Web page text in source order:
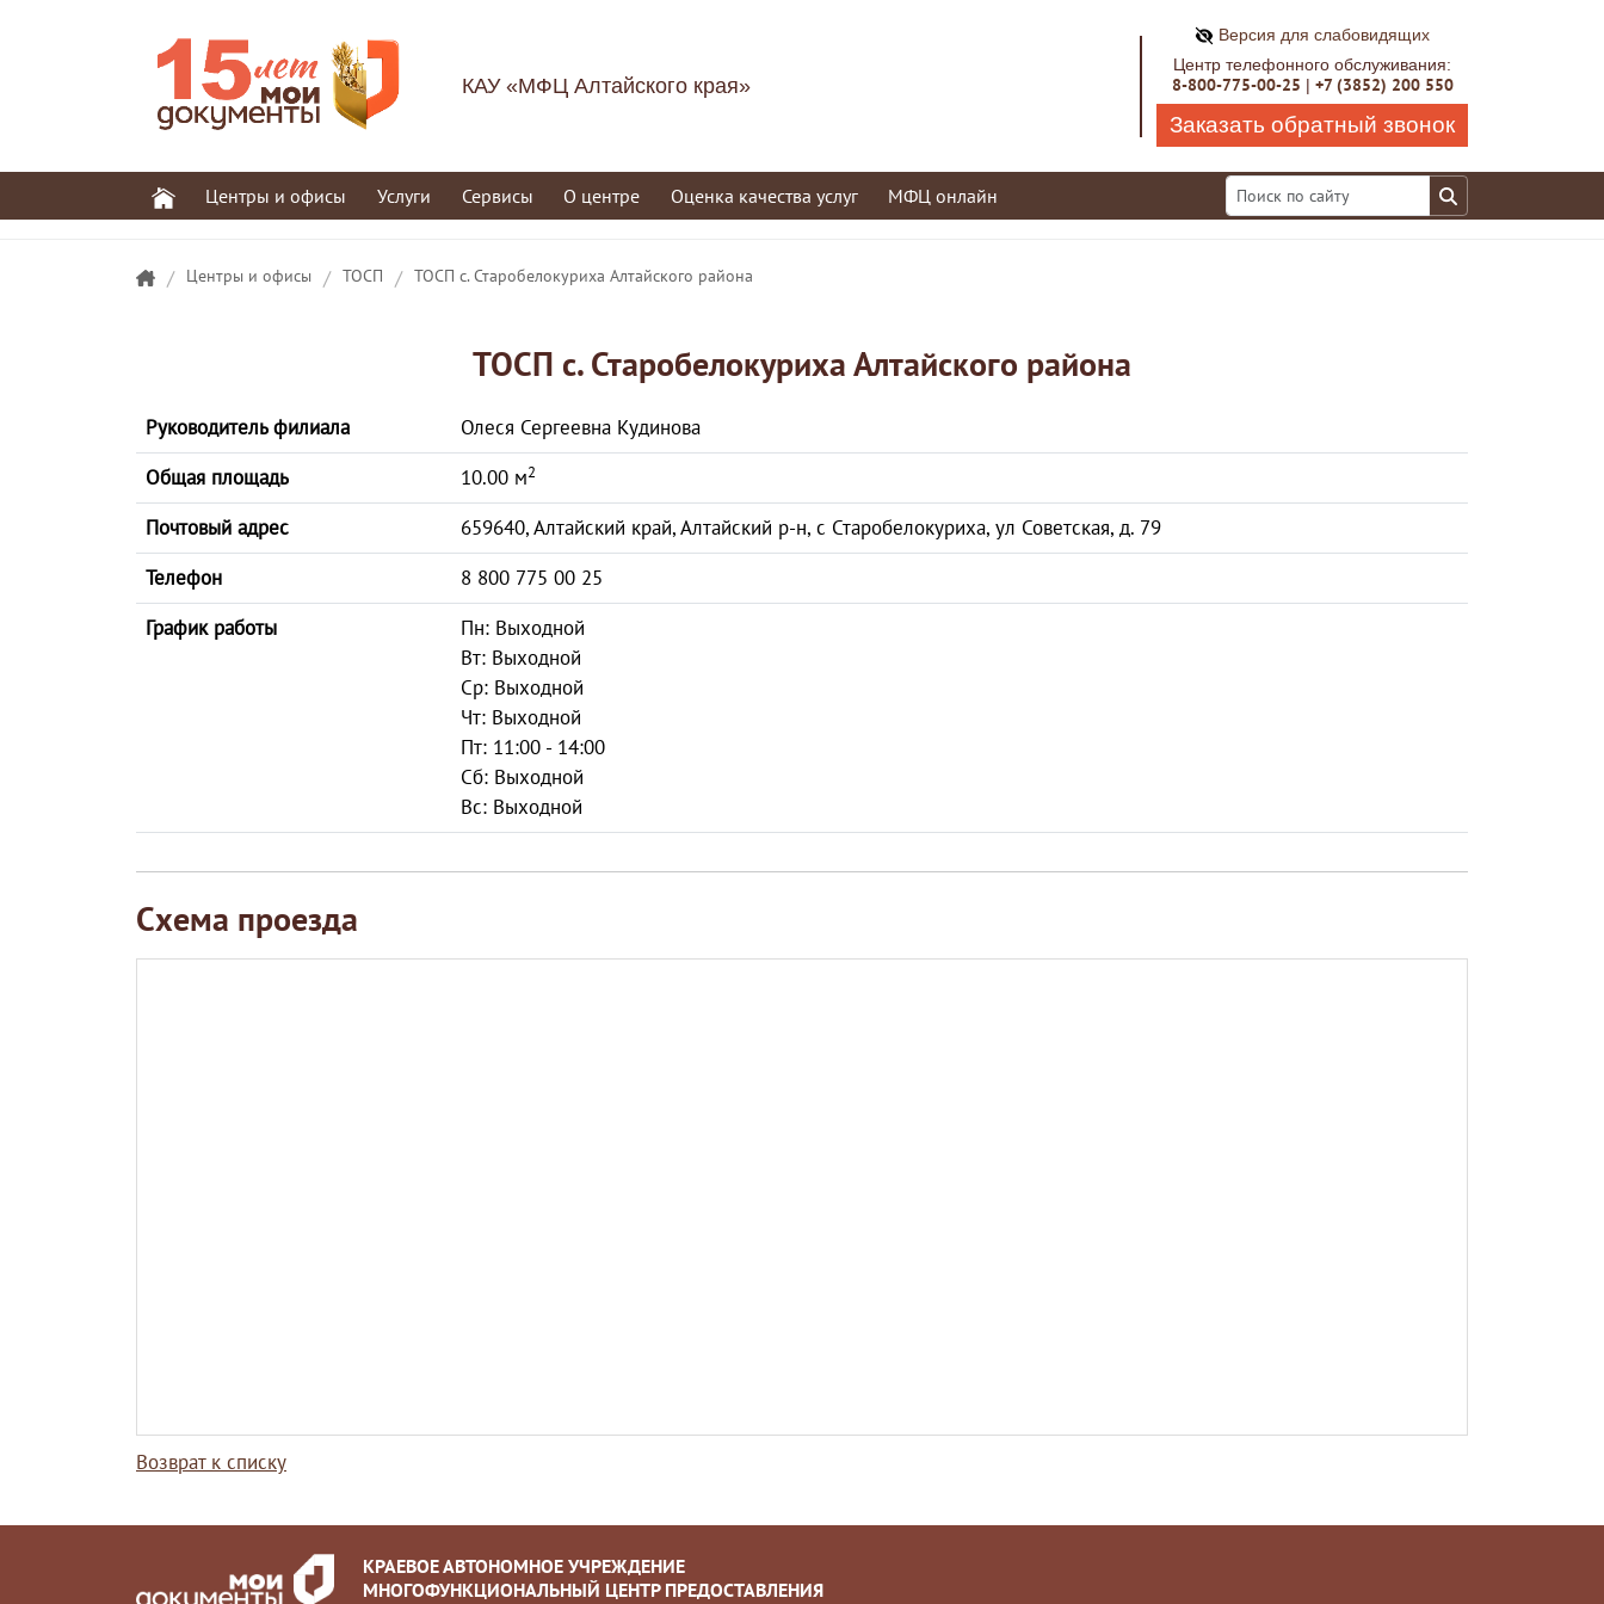
КАУ «МФЦ Алтайского края»
Версия для слабовидящих
Центр телефонного обслуживания:
8-800-775-00-25 | +7 (3852) 200 550
Заказать обратный звонок
Центры и офисы Услуги Сервисы О центре Оценка качества услуг МФЦ онлайн
/ Центры и офисы / ТОСП / ТОСП с. Старобелокуриха Алтайского района
ТОСП с. Старобелокуриха Алтайского района
Руководитель филиала
Олеся Сергеевна Кудинова
Общая площадь
10.00 м2
Почтовый адрес
659640, Алтайский край, Алтайский р-н, с Старобелокуриха, ул Советская, д. 79
Телефон
8 800 775 00 25
График работы
Пн: Выходной
Вт: Выходной
Ср: Выходной
Чт: Выходной
Пт: 11:00 - 14:00
Сб: Выходной
Вс: Выходной
Схема проезда
Возврат к списку
КРАЕВОЕ АВТОНОМНОЕ УЧРЕЖДЕНИЕ
МНОГОФУНКЦИОНАЛЬНЫЙ ЦЕНТР ПРЕДОСТАВЛЕНИЯ